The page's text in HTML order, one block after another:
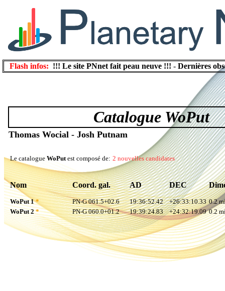
Flash infos: !!! Le site PNnet fait peau neuve !!! - Dernières
Catalogue WoPut
Thomas Wocial - Josh Putnam
Le catalogue WoPutest composé de: 2 nouvelles candidates
Nom Coord. gal. AD DEC
WoPut 1* PN-G 061.5+02.6 19:36:52.42 +26:33:10.33 0.2
WoPut 2* PN-G 060.0+01.2 19:39:24.83 +24:32:19.09 0.2